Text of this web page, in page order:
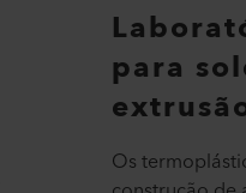
para
Os